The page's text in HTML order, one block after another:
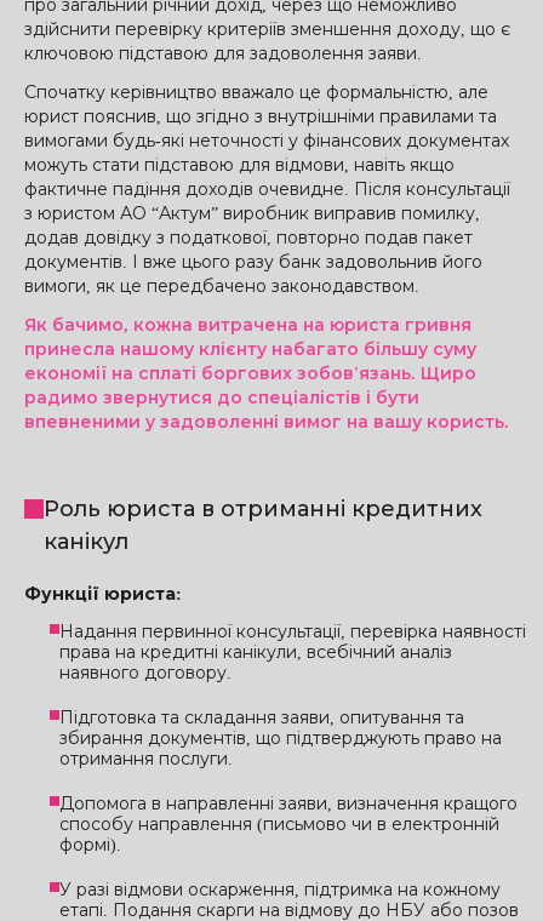
про загальний річний дохід, через що неможливо
здійснити перевірку критеріїв зменшення доходу, що є
ключовою підставою для задоволення заяви.
Спочатку керівництво вважало це формальністю, але
юрист пояснив, що згідно з внутрішніми правилами та
вимогами будь-які неточності у фінансових документах
можуть стати підставою для відмови, навіть якщо
фактичне падіння доходів очевидне. Після консультації
з юристом АО “Актум” виробник виправив помилку,
додав довідку з податкової, повторно подав пакет
документів. І вже цього разу банк задовольнив його
вимоги, як це передбачено законодавством.
Як бачимо, кожна витрачена на юриста гривня
принесла нашому клієнту набагато більшу суму
економії на сплаті боргових зобов'язань. Щиро
радимо звернутися до спеціалістів і бути
впевненими у задоволенні вимог на вашу користь.
Роль юриста в отриманні кредитних
канікул
Функції юриста:
Надання первинної консультації, перевірка наявності
права на кредитні канікули, всебічний аналіз
наявного договору.
Підготовка та складання заяви, опитування та
збирання документів, що підтверджують право на
отримання послуги.
Допомога в направленні заяви, визначення кращого
способу направлення (письмово чи в електронній
формі).
У разі відмови оскарження, підтримка на кожному
етапі. Подання скарги на відмову до НБУ або позов